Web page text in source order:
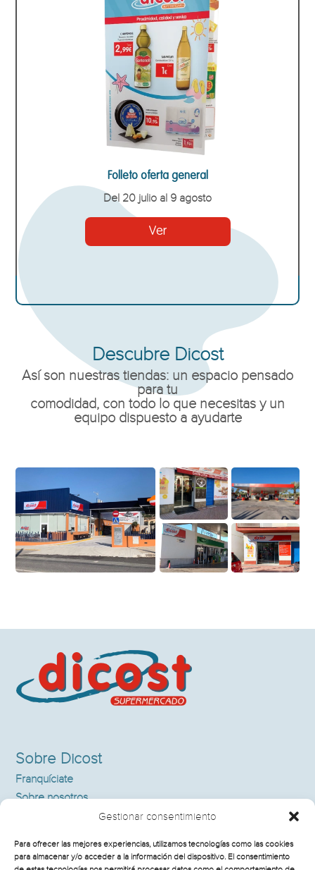
Gestionar consentimiento
Para ofrecer las mejores experiencias, utilizamos tecnologías como las cookies
para almacenar y/o acceder a la información del dispositivo. El consentimiento
Folleto oferta general
Del 20 julio al 9 agosto
Ver
Descubre Dicost
Así son nuestras tiendas: un espacio pensado
para tu
comodidad, con todo lo que necesitas y un
equipo dispuesto a ayudarte
Sobre Dicost
Franquíciate
Sobre nosotros
Contacto